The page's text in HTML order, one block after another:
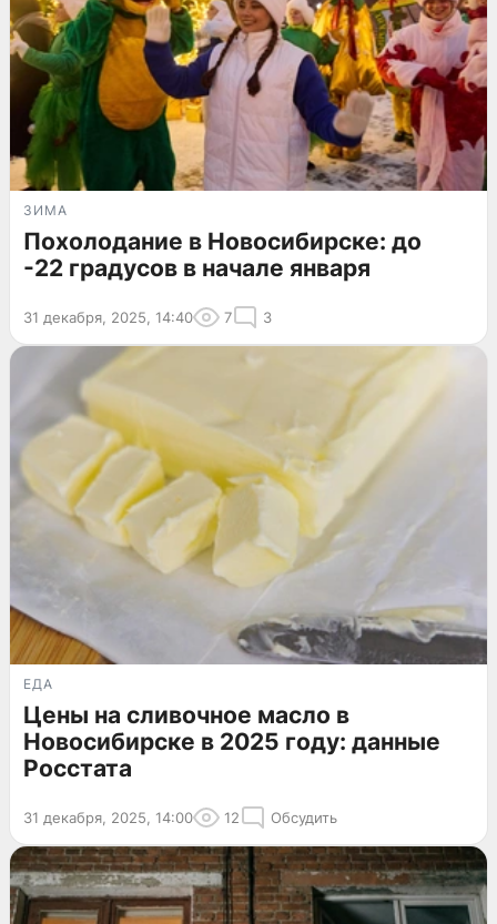
ЗИМА
Похолодание в Новосибирске: до
-22 градусов в начале января
31 декабря, 2025, 14:40 7 3
ЕДА
Цены на сливочное масло в
Новосибирске в 2025 году: данные
Росстата
31 декабря, 2025, 14:00 12 Обсудить